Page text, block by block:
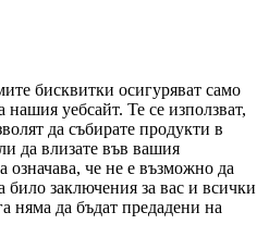
бисквитки осигуряват само
уебсайт. Те се използват,
да събирате продукти в
да влизате във вашия
означава, че не е възможно да
било заключения за вас и всички
няма да бъдат предадени на